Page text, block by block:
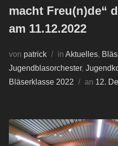
macht Freu(n)de“
am 11.12.2022
von patrick in Aktuelles,
Jugendblasorchester,
Bläserklasse 2022
an 12.